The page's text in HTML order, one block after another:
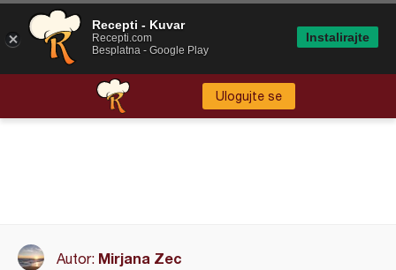
Ulogujte se
Autor: Mirjana Zec
Recepti - Kuvar
Recepti.com
Besplatna - Google Play
Instalirajte